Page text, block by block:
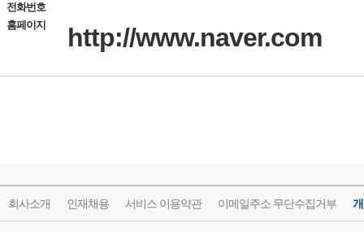
전화번호
홈페이지
http://www.naver.com
회사소개 인재채용 서비스 이용약관 이메일주소 무단수집거부